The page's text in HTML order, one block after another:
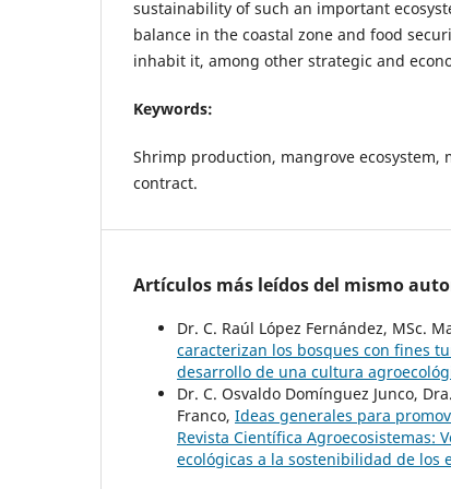
sustainability of such an important
balance in the coastal zone and food
inhabit it, among other strategic and
Keywords:
Shrimp production, mangrove ecosystem,
contract.
Artículos más leídos del mismo
Dr. C. Raúl López Fernández, MSc.
caracterizan los bosques con fines
desarrollo de una cultura
Dr. C. Osvaldo Domínguez Junco,
Franco, Ideas generales para
Revista Científica Agroecosistemas:
ecológicas a la sostenibilidad de los